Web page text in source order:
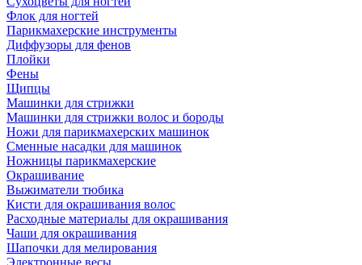
Флок для ногтей
Парикмахерские инструменты
Диффузоры для фенов
Плойки
Фены
Щипцы
Машинки для стрижки
Машинки для стрижки волос и бороды
Ножи для парикмахерских машинок
Сменные насадки для машинок
Ножницы парикмахерские
Окрашивание
Выжиматели тюбика
Кисти для окрашивания волос
Расходные материалы для окрашивания
Чаши для окрашивания
Шапочки для мелирования
Электронные весы